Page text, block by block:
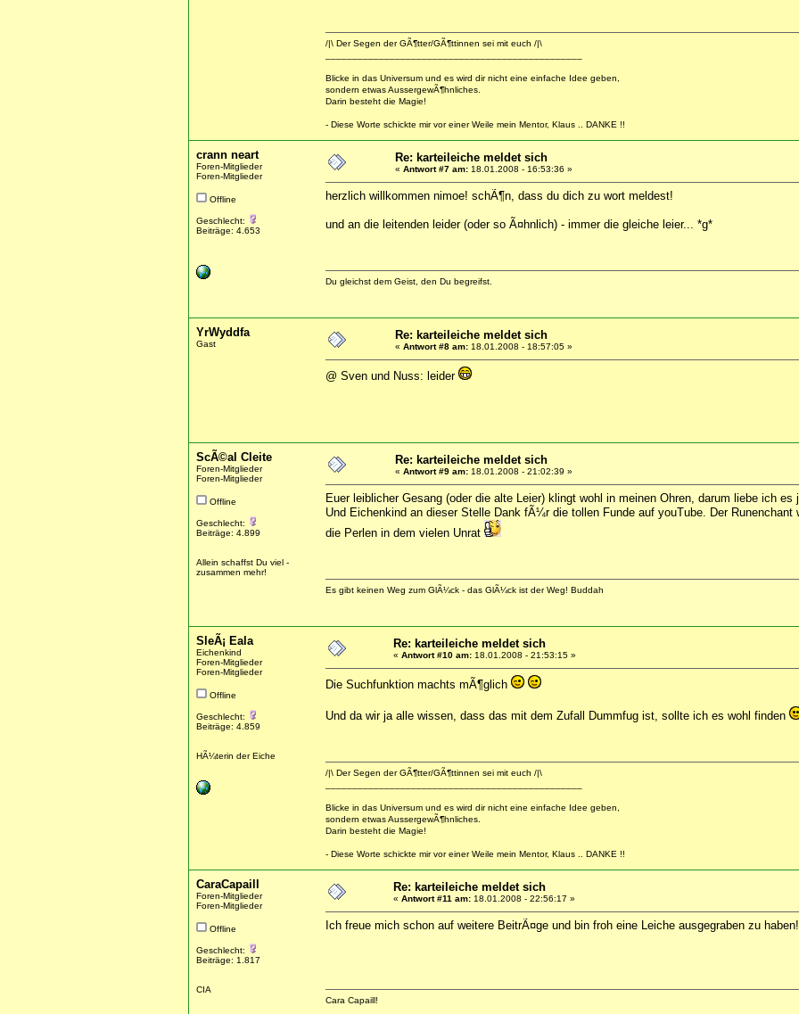
/|\ Der Segen der GÃ¶tter/GÃ¶ttinnen sei mit euch /|\
Blicke in das Universum und es wird dir nicht eine einfache Idee geben,
sondern etwas AussergewÃ¶hnliches.
Darin besteht die Magie!
- Diese Worte schickte mir vor einer Weile mein Mentor, Klaus .. DANKE !!
crann neart
Foren-Mitglieder
Foren-Mitglieder
Offline
Geschlecht:
Beiträge: 4.653
Re: karteileiche meldet sich
« Antwort #7 am: 18.01.2008 - 16:53:36 »
herzlich willkommen nimoe! schÃ¶n, dass du dich zu wort meldest!
und an die leitenden leider (oder so Ã¤hnlich) - immer die gleiche leier... *g*
Du gleichst dem Geist, den Du begreifst.
YrWyddfa
Gast
Re: karteileiche meldet sich
« Antwort #8 am: 18.01.2008 - 18:57:05 »
@ Sven und Nuss: leider
ScÃ©al Cleite
Foren-Mitglieder
Foren-Mitglieder
Offline
Geschlecht:
Beiträge: 4.899
Allein schaffst Du viel -
zusammen mehr!
Re: karteileiche meldet sich
« Antwort #9 am: 18.01.2008 - 21:02:39 »
Euer leiblicher Gesang (oder die alte Leier) klingt wohl in meinen Ohren, darum liebe ich es
Und Eichenkind an dieser Stelle Dank fÃ¼r die tollen Funde auf youTube. Der Runenchant
die Perlen in dem vielen Unrat
Es gibt keinen Weg zum GlÃ¼ck - das GlÃ¼ck ist der Weg! Buddah
SleÃ¡ Eala
Eichenkind
Foren-Mitglieder
Foren-Mitglieder
Offline
Geschlecht:
Beiträge: 4.859
HÃ¼terin der Eiche
Re: karteileiche meldet sich
« Antwort #10 am: 18.01.2008 - 21:53:15 »
Die Suchfunktion machts mÃ¶glich
Und da wir ja alle wissen, dass das mit dem Zufall Dummfug ist, sollte ich es wohl finden
/|\ Der Segen der GÃ¶tter/GÃ¶ttinnen sei mit euch /|\
Blicke in das Universum und es wird dir nicht eine einfache Idee geben,
sondern etwas AussergewÃ¶hnliches.
Darin besteht die Magie!
- Diese Worte schickte mir vor einer Weile mein Mentor, Klaus .. DANKE !!
CaraCapaill
Foren-Mitglieder
Foren-Mitglieder
Offline
Geschlecht:
Beiträge: 1.817
CIA
Re: karteileiche meldet sich
« Antwort #11 am: 18.01.2008 - 22:56:17 »
Ich freue mich schon auf weitere BeitrÃ¤ge und bin froh eine Leiche ausgegraben zu
Cara Capaill!